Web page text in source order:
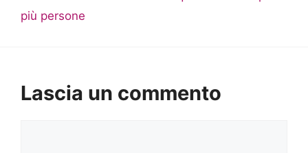
più persone
Lascia un commento